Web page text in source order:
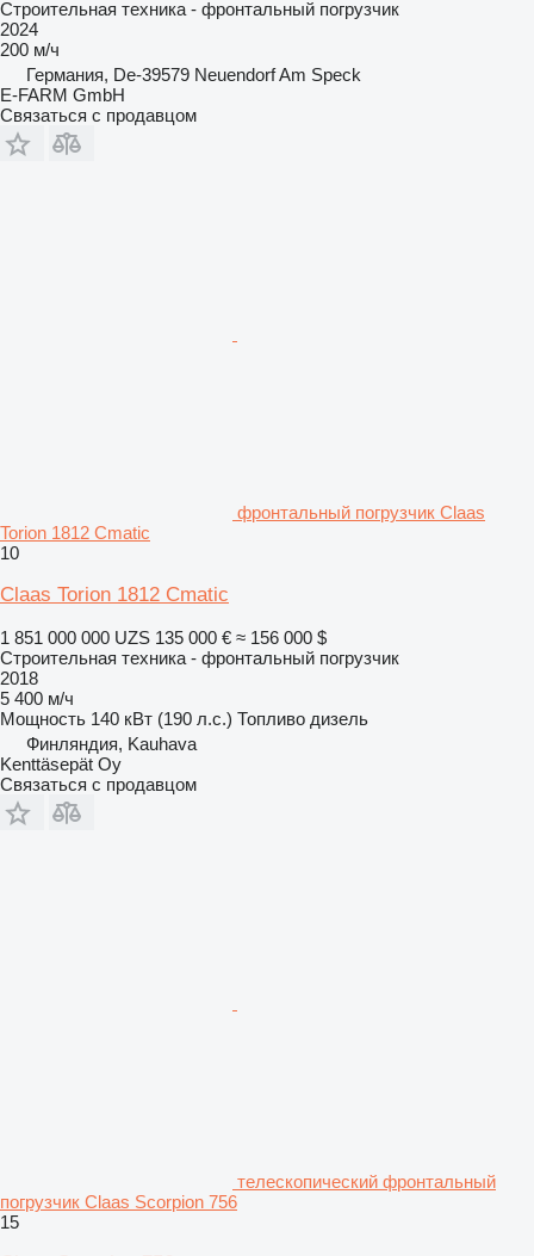
Строительная техника - фронтальный погрузчик
2024
200 м/ч
Германия, De-39579 Neuendorf Am Speck
E-FARM GmbH
Связаться с продавцом
фронтальный погрузчик Claas
Torion 1812 Cmatic
10
Claas Torion 1812 Cmatic
1 851 000 000 UZS 135 000 € ≈ 156 000 $
Строительная техника - фронтальный погрузчик
2018
5 400 м/ч
Мощность 140 кВт (190 л.с.) Топливо дизель
Финляндия, Kauhava
Kenttäsepät Oy
Связаться с продавцом
телескопический фронтальный
погрузчик Claas Scorpion 756
15